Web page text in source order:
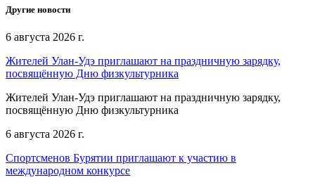
Другие новости
6 августа 2026 г.
Жителей Улан-Удэ приглашают на праздничную зарядку,
посвящённую Дню физкультурника
Жителей Улан-Удэ приглашают на праздничную зарядку,
посвящённую Дню физкультурника
6 августа 2026 г.
Спортсменов Бурятии приглашают к участию в
международном конкурсе